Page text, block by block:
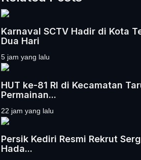
Karnaval SCTV Hadir di Kota
Dua Hari
5 jam yang lalu
HUT ke-81 RI di Kecamatan
Permainan...
22 jam yang lalu
Persik Kediri Resmi Rekrut
Hada...